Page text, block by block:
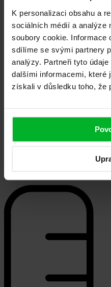
K personalizaci obsahu a
sociálních médií a analýze
soubory cookie. Informace
sdílíme se svými partnery
analýzy. Partneři tyto
dalšími informacemi, které
získali v důsledku toho, že
Maximální povolená velikost je 5
Nepodporovaný formát.
Beru na vědomí zpracování
Pro odeslání je vyžadován
Nechejte si zasklít
Pozor, akce! Využijte